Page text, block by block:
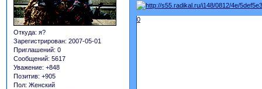
Откуда: я?
Зарегистрирован: 2007-05-01
Приглашений: 0
Сообщений: 5617
Уважение: +848
Позитив: +905
Пол: Женский
0